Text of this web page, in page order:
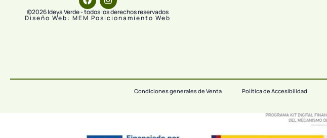
©2026 Ideya Verde - todos los derechos reservados
Diseño Web: MEM Posicionamiento Web
Condiciones generales de Venta Política de Accesibilidad